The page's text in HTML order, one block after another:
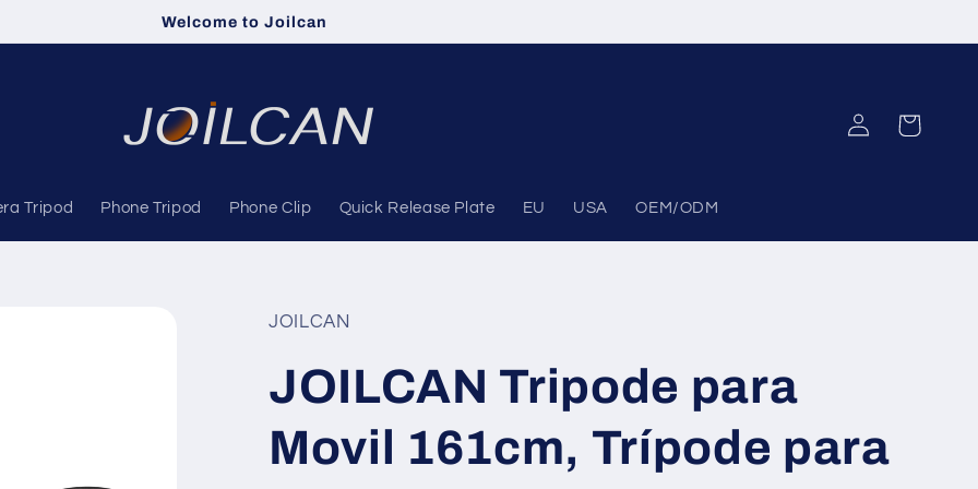
Welcome to Joilcan
Tripod Phone Tripod Phone Clip Quick Release Plate EU USA OEM/ODM
Log
in
Cart
JOILCAN
JOILCAN Tripode para
Movil 161cm, Trípode para